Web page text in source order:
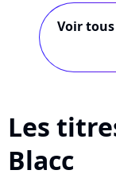
Voir
Les
Blacc